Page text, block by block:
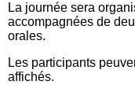
La journée sera
accompagnées de
orales.
Les participants
affichés.